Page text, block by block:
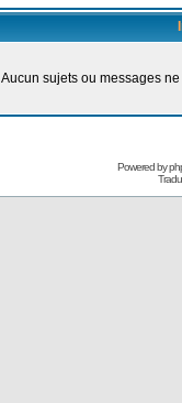
Aucun sujets ou messages
Powered by